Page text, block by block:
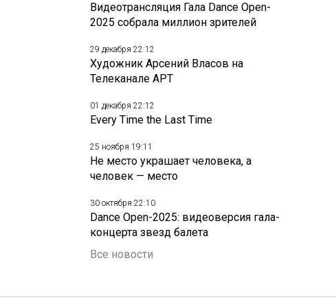
Видеотрансляция Гала Dance Open-
2025 собрала миллион зрителей
29 декабря 22:12
Художник Арсений Власов на
Телеканале АРТ
01 декабря 22:12
Every Time the Last Time
25 ноября 19:11
Не место украшает человека, а
человек — место
30 октября 22:10
Dance Open-2025: видеоверсия гала-
концерта звезд балета
Все новости